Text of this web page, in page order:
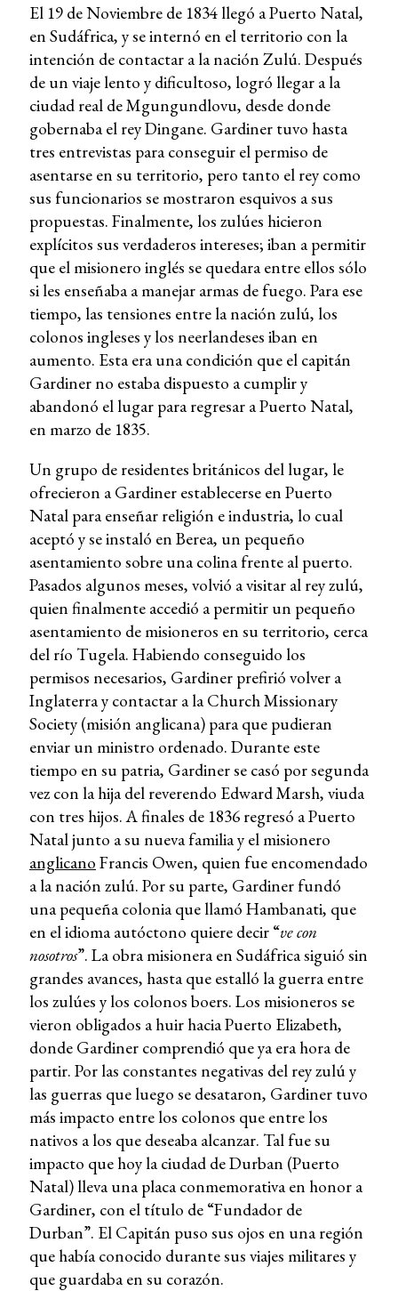
El 19 de Noviembre de 1834 llegó a Puerto Natal,
en Sudáfrica, y se internó en el territorio con la
intención de contactar a la nación Zulú. Después
de un viaje lento y dificultoso, logró llegar a la
ciudad real de Mgungundlovu, desde donde
gobernaba el rey Dingane. Gardiner tuvo hasta
tres entrevistas para conseguir el permiso de
asentarse en su territorio, pero tanto el rey como
sus funcionarios se mostraron esquivos a sus
propuestas. Finalmente, los zulúes hicieron
explícitos sus verdaderos intereses; iban a permitir
que el misionero inglés se quedara entre ellos sólo
si les enseñaba a manejar armas de fuego. Para ese
tiempo, las tensiones entre la nación zulú, los
colonos ingleses y los neerlandeses iban en
aumento. Esta era una condición que el capitán
Gardiner no estaba dispuesto a cumplir y
abandonó el lugar para regresar a Puerto Natal,
en marzo de 1835.
Un grupo de residentes británicos del lugar, le
ofrecieron a Gardiner establecerse en Puerto
Natal para enseñar religión e industria, lo cual
aceptó y se instaló en Berea, un pequeño
asentamiento sobre una colina frente al puerto.
Pasados algunos meses, volvió a visitar al rey zulú,
quien finalmente accedió a permitir un pequeño
asentamiento de misioneros en su territorio, cerca
del río Tugela. Habiendo conseguido los
permisos necesarios, Gardiner prefirió volver a
Inglaterra y contactar a la Church Missionary
Society (misión anglicana) para que pudieran
enviar un ministro ordenado. Durante este
tiempo en su patria, Gardiner se casó por segunda
vez con la hija del reverendo Edward Marsh, viuda
con tres hijos. A finales de 1836 regresó a Puerto
Natal junto a su nueva familia y el misionero
anglicano Francis Owen, quien fue encomendado
a la nación zulú. Por su parte, Gardiner fundó
una pequeña colonia que llamó Hambanati, que
en el idioma autóctono quiere decir “ve con
nosotros”. La obra misionera en Sudáfrica siguió sin
grandes avances, hasta que estalló la guerra entre
los zulúes y los colonos boers. Los misioneros se
vieron obligados a huir hacia Puerto Elizabeth,
donde Gardiner comprendió que ya era hora de
partir. Por las constantes negativas del rey zulú y
las guerras que luego se desataron, Gardiner tuvo
más impacto entre los colonos que entre los
nativos a los que deseaba alcanzar. Tal fue su
impacto que hoy la ciudad de Durban (Puerto
Natal) lleva una placa conmemorativa en honor a
Gardiner, con el título de “Fundador de
Durban”. El Capitán puso sus ojos en una región
que había conocido durante sus viajes militares y
que guardaba en su corazón.